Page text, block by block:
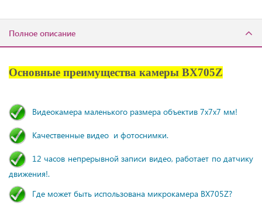
Полное описание
Основные преимущества камеры BX705Z
Видеокамера маленького размера объектив 7х7х7 мм!
Качественные видео и фотоснимки.
12 часов непрерывной записи видео, работает по датчику
движения!.
Где может быть использована микрокамера BX705Z?